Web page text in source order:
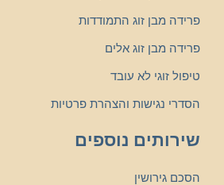
פרידה מבן זוג התמודדות
פרידה מבן זוג אלים
טיפול זוגי לא עובד
הסדרי נגישות והצהרת פרטיות
שירותים נוספים
הסכם גירושין